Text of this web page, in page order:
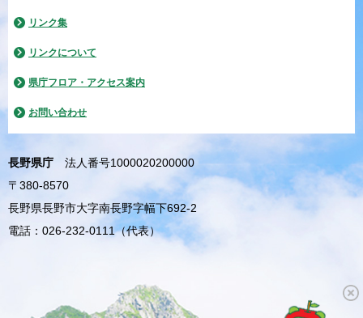
リンク集
リンクについて
県庁フロア・アクセス案内
お問い合わせ
長野県庁
法人番号1000020200000
〒380-8570
長野県長野市大字南長野字幅下692-2
電話：026-232-0111（代表）